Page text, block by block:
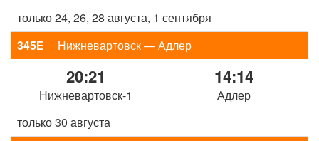
только 24, 26, 28 августа, 1 сентября
345Е
Нижневартовск — Адлер
20:21
Нижневартовск-1
14:14
Адлер
только 30 августа